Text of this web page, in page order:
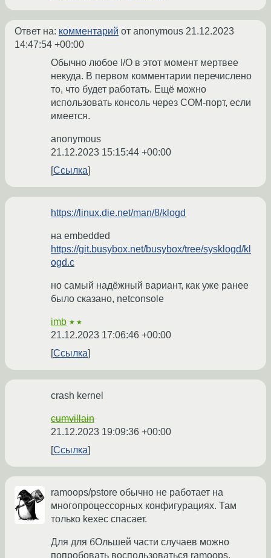
Ответ на: комментарий от anonymous 21.12.2023
14:47:54 +00:00
Обычно любое I/O в этот момент мертвее
некуда. В первом комментарии перечислено
то, что будет работать. Ещё можно
использовать консоль через COM-порт, если
имеется.
anonymous
21.12.2023 15:15:44 +00:00
Ссылка
https://linux.die.net/man/8/klogd
на embedded
https://git.busybox.net/busybox/tree/sysklogd/kl
ogd.c
но самый надёжный вариант, как уже ранее
было сказано, netconsole
imb ★★
21.12.2023 17:06:46 +00:00
Ссылка
crash kernel
cumvillain
21.12.2023 19:09:36 +00:00
Ссылка
ramoops/pstore обычно не работает на
многопроцессорных конфигурациях. Там
только kexec спасает.
Для для бОльшей части случаев можно
попробовать воспользоваться ramoops.